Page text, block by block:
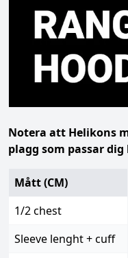
Notera att Helikons
plagg som passar dig
Mått (CM)
1/2 chest
Sleeve lenght + cuff